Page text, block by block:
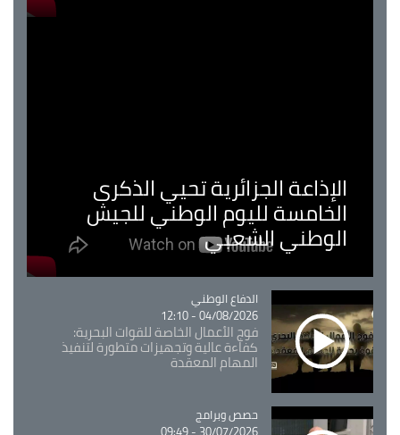
الإذاعة الجزائرية تحيي الذكرى
الخامسة لليوم الوطني للجيش
الوطني الشعبي
Catégorie
الدفاع الوطني
04/08/2026 - 12:10
فوج الأعمال الخاصة للقوات البحرية:
كفاءة عالية وتجهيزات متطورة لتنفيذ
المهام المعقدة
Catégorie
حصص وبرامج